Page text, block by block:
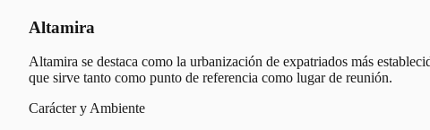
Altamira
Altamira se destaca como la urbanización de expatriados más
que sirve tanto como punto de referencia como lugar de reunión.
Carácter y Ambiente